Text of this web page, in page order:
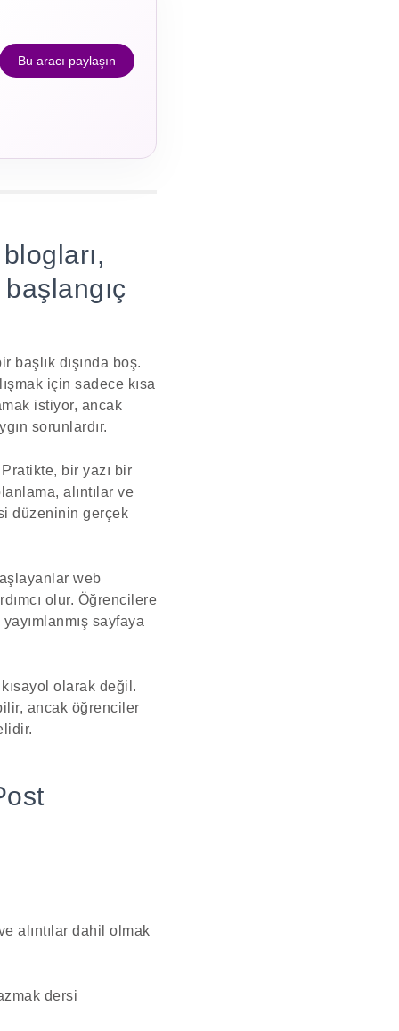
Bu aracı paylaşın
başlık dışında boş.
için sadece kısa
istiyor, ancak
sorunlardır.
bir yazı bir
alıntılar ve
düzeninin gerçek
web
olur. Öğrencilere
sayfaya
olarak değil.
ancak öğrenciler
alıntılar dahil olmak
dersi